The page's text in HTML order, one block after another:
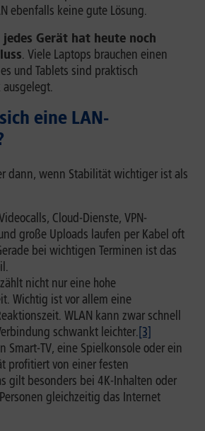
ebenfalls keine gute Lösung.
jedes Gerät hat heute noch
. Viele Laptops brauchen einen
und Tablets sind praktisch
eine LAN-
dann, wenn Stabilität wichtiger ist als
Cloud-Dienste, VPN-
große Uploads laufen per Kabel oft
bei wichtigen Terminen ist das
nicht nur eine hohe
Wichtig ist vor allem eine
WLAN kann zwar schnell
schwankt leichter.[3]
Smart-TV, eine Spielkonsole oder ein
profitiert von einer festen
gilt besonders bei 4K-Inhalten oder
gleichzeitig das Internet